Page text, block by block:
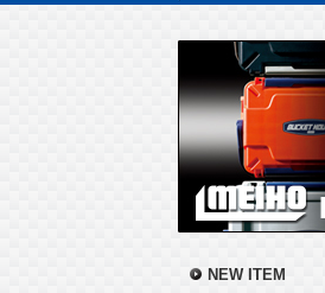
NEW ITEM